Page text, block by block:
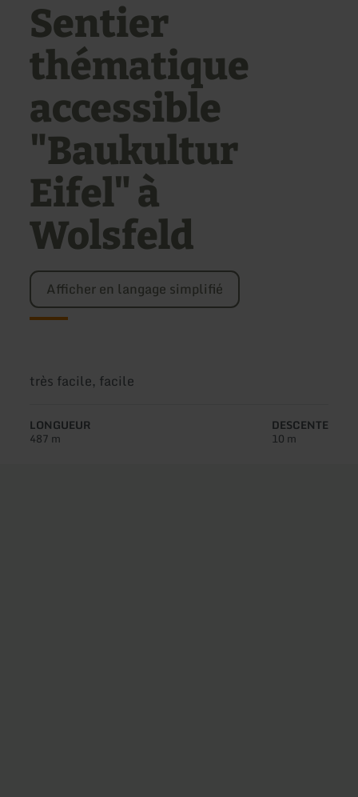
Sentier
thématique
accessible
"Baukultur
Eifel" à
Wolsfeld
Afficher en langage simplifié
Difficulté:
très facile, facile
LONGUEUR
487 m
DESCENTE
10 m